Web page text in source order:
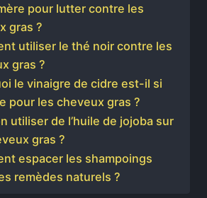
pour lutter contre les
gras ?
utiliser le thé noir contre les
gras ?
le vinaigre de cidre est-il si
pour les cheveux gras ?
utiliser de l’huile de jojoba sur
gras ?
espacer les shampoings
remèdes naturels ?